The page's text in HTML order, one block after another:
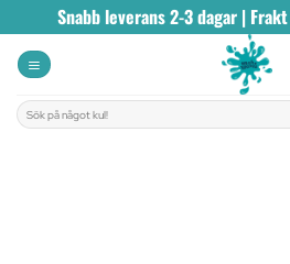
to
content
Snabb leverans 2-3 dagar |
Sök
efter: